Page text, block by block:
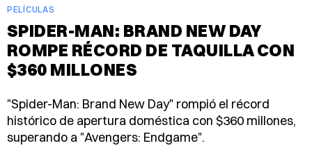
PELÍCULAS
SPIDER-MAN: BRAND NEW DAY
ROMPE RÉCORD DE TAQUILLA CON
$360 MILLONES
"Spider-Man: Brand New Day" rompió el récord
histórico de apertura doméstica con $360 millones,
superando a "Avengers: Endgame".